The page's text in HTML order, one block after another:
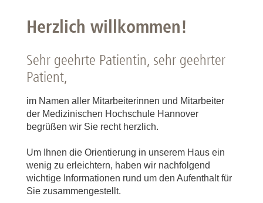
Herzlich willkommen!
Sehr geehrte Patientin, sehr geehrter
Patient,
im Namen aller Mitarbeiterinnen und Mitarbeiter
der Medizinischen Hochschule Hannover
begrüßen wir Sie recht herzlich.
Um Ihnen die Orientierung in unserem Haus ein
wenig zu erleichtern, haben wir nachfolgend
wichtige Informationen rund um den Aufenthalt für
Sie zusammengestellt.